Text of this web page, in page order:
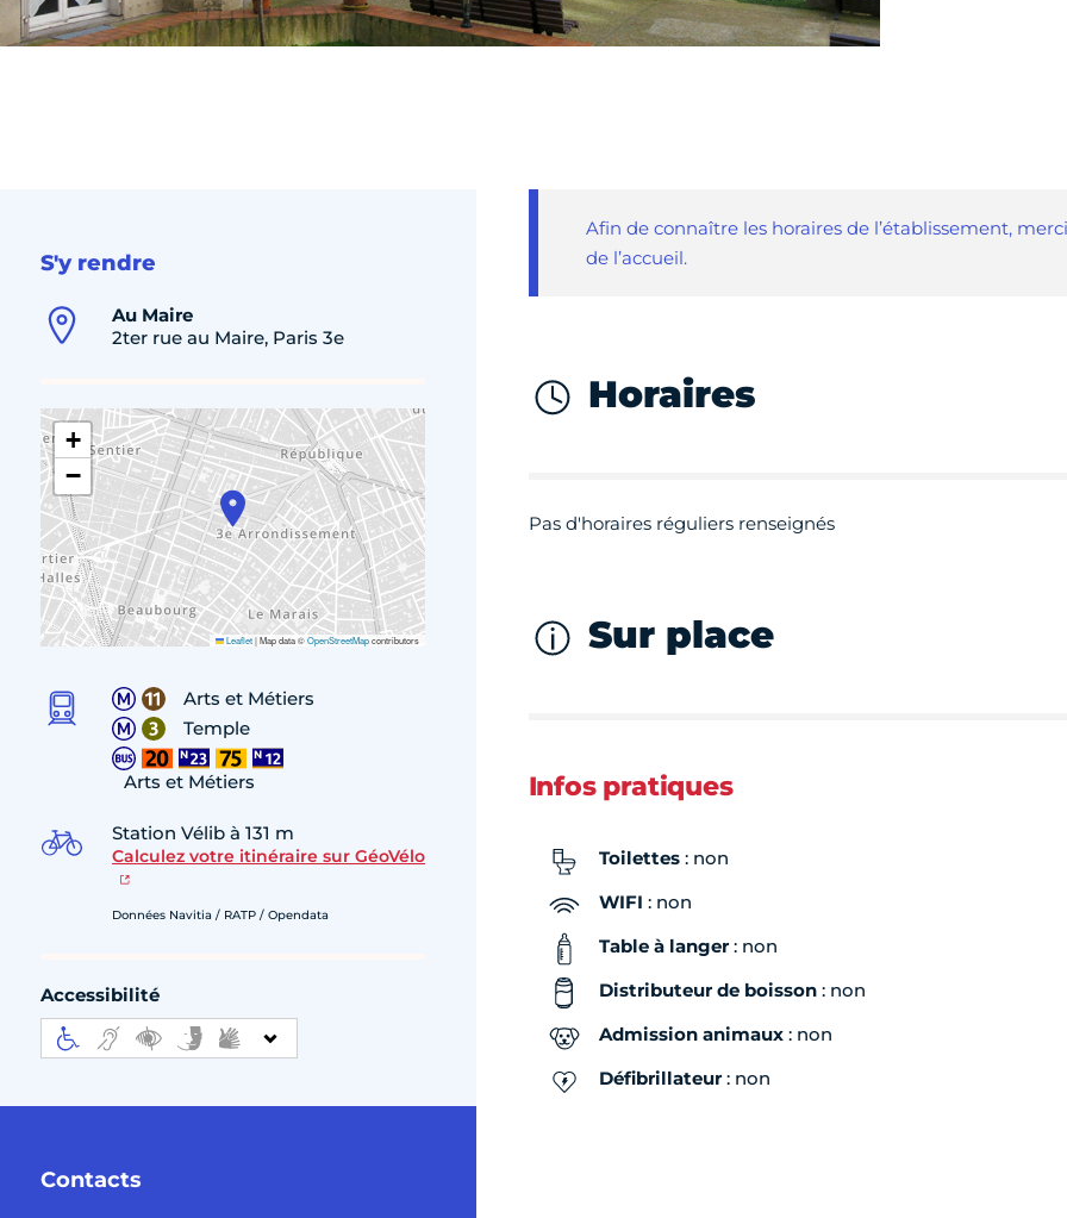
S'y rendre
Au Maire
2ter rue au Maire, Paris 3e
+
−
Leaflet|Map data ©OpenStreetMapcontributors
Arts et Métiers
Temple
Arts et Métiers
Station Vélib à 131 m
Calculez votre itinéraire sur GéoVélo
Données Navitia / RATP / Opendata
Accessibilité
Contacts
Afin de connaître les horaires de l’établissement,
de l’accueil.
Horaires
Pas d'horaires réguliers renseignés
Sur place
Infos pratiques
Toilettes: non
WIFI : non
Table à langer: non
Distributeur de boisson: non
Admission animaux: non
Défibrillateur: non